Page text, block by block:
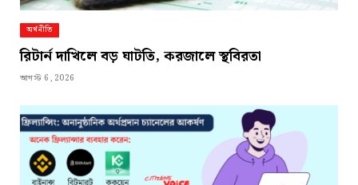
অর্থনীতি
রিটার্ন দাখিলে বড় ঘাটতি, করজালে স্থবিরতা
আগস্ট 6, 2026